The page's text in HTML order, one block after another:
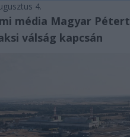
4.
média Magyar Pétert
válság kapcsán